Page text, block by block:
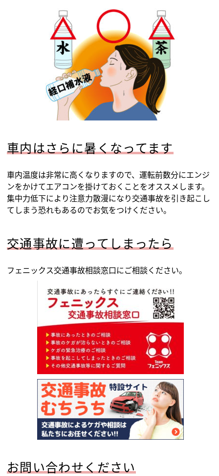
車内はさらに暑くなってます
車内温度は非常に高くなりますので、運転前数分にエンジ
ンをかけてエアコンを掛けておくことをオススメします。
集中力低下により注意力散漫になり交通事故を引き起こし
てしまう恐れもあるのでお気をつけください。
交通事故に遭ってしまったら
フェニックス交通事故相談窓口にご相談ください。
お問い合わせください